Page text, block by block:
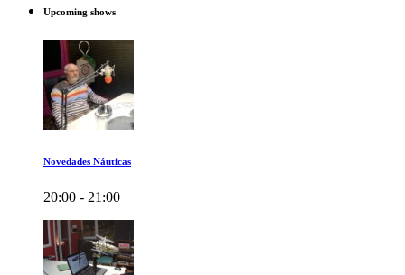
Upcoming shows
Novedades Náuticas
20:00 - 21:00